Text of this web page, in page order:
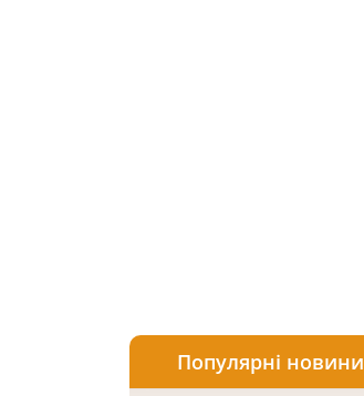
Популярні новини